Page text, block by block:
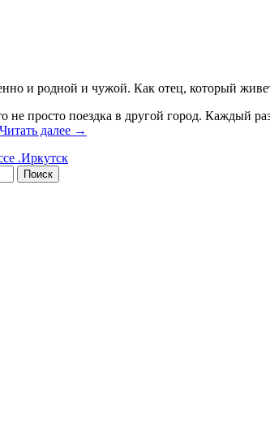
и родной и чужой. Как отец, который
не просто поездка в другой город. Каждый
Читать далее →
.Иркутск